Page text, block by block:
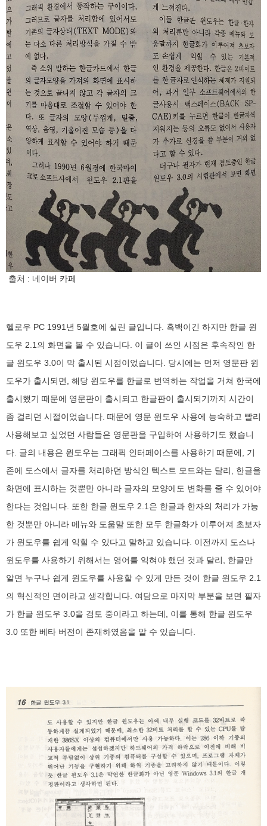
출처 : 네이버 카페
헬로우 PC 1991년 5월호에 실린 글입니다. 흑백이긴 하지만 한글 윈
도우 2.1의 화면을 볼 수 있습니다. 이 글이 쓰인 시점은 후속작인 한
글 윈도우 3.0이 막 출시된 시점이었습니다. 당시에는 먼저 영문판 윈
도우가 출시되면, 해당 윈도우를 한글로 번역하는 작업을 거쳐 한국에
출시했기 때문에 영문판이 출시되고 한글판이 출시되기까지 시간이
좀 걸리던 시절이었습니다. 때문에 영문 윈도우 사용에 능숙하고 빨리
사용해보고 싶었던 사람들은 영문판을 구입하여 사용하기도 했습니
다. 글의 내용은 윈도우는 그래픽 인터페이스를 사용하기 때문에, 기
존에 도스에서 글자를 처리하던 방식인 텍스트 모드와는 달리, 한글을
화면에 표시하는 것뿐만 아니라 글자의 모양에도 변화를 줄 수 있어야
한다는 것입니다. 또한 한글 윈도우 2.1은 한글과 한자의 처리가 가능
한 것뿐만 아니라 메뉴와 도움말 또한 모두 한글화가 이루어져 초보자
가 윈도우를 쉽게 익힐 수 있다고 말하고 있습니다. 이전까지 도스나
윈도우를 사용하기 위해서는 영어를 익혀야 했던 것과 달리, 한글만
알면 누구나 쉽게 윈도우를 사용할 수 있게 만든 것이 한글 윈도우 2.1
의 혁신적인 면이라고 생각합니다. 여담으로 마지막 부분을 보면 필자
가 한글 윈도우 3.0을 검토 중이라고 하는데, 이를 통해 한글 윈도우
3.0 또한 베타 버전이 존재하였음을 알 수 있습니다.